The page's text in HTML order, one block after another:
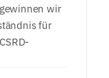
wir
für